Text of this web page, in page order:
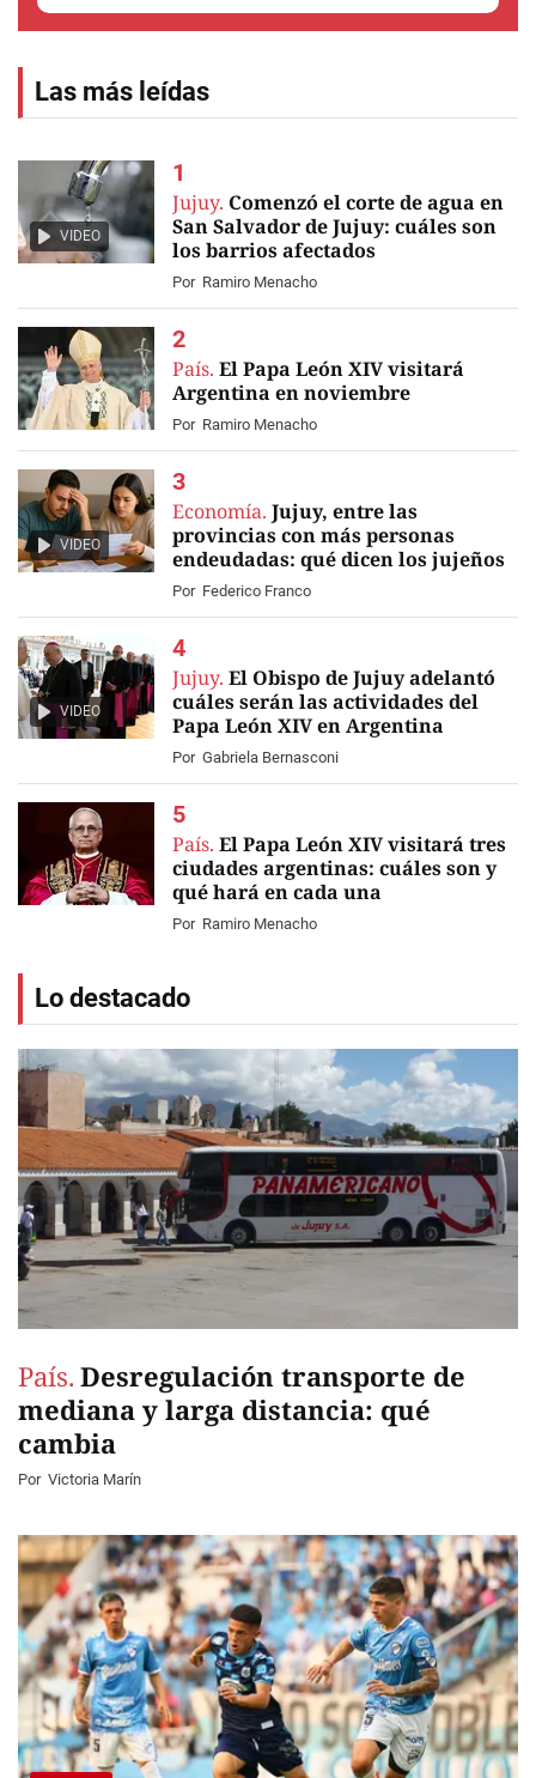
Las más leídas
VIDEO
Jujuy. Comenzó el corte de agua en
San Salvador de Jujuy: cuáles son
los barrios afectados
Por Ramiro Menacho
País. El Papa León XIV visitará
Argentina en noviembre
Por Ramiro Menacho
VIDEO
Economía. Jujuy, entre las
provincias con más personas
endeudadas: qué dicen los jujeños
Por Federico Franco
VIDEO
Jujuy. El Obispo de Jujuy adelantó
cuáles serán las actividades del
Papa León XIV en Argentina
Por Gabriela Bernasconi
País. El Papa León XIV visitará tres
ciudades argentinas: cuáles son y
qué hará en cada una
Por Ramiro Menacho
Lo destacado
País. Desregulación transporte de
mediana y larga distancia: qué
cambia
Por Victoria Marín